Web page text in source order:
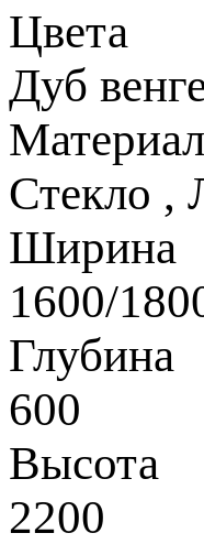
Цвета
Дуб
Материал
Стекло ,
Ширина
1600/
Глубина
600
Высота
2200